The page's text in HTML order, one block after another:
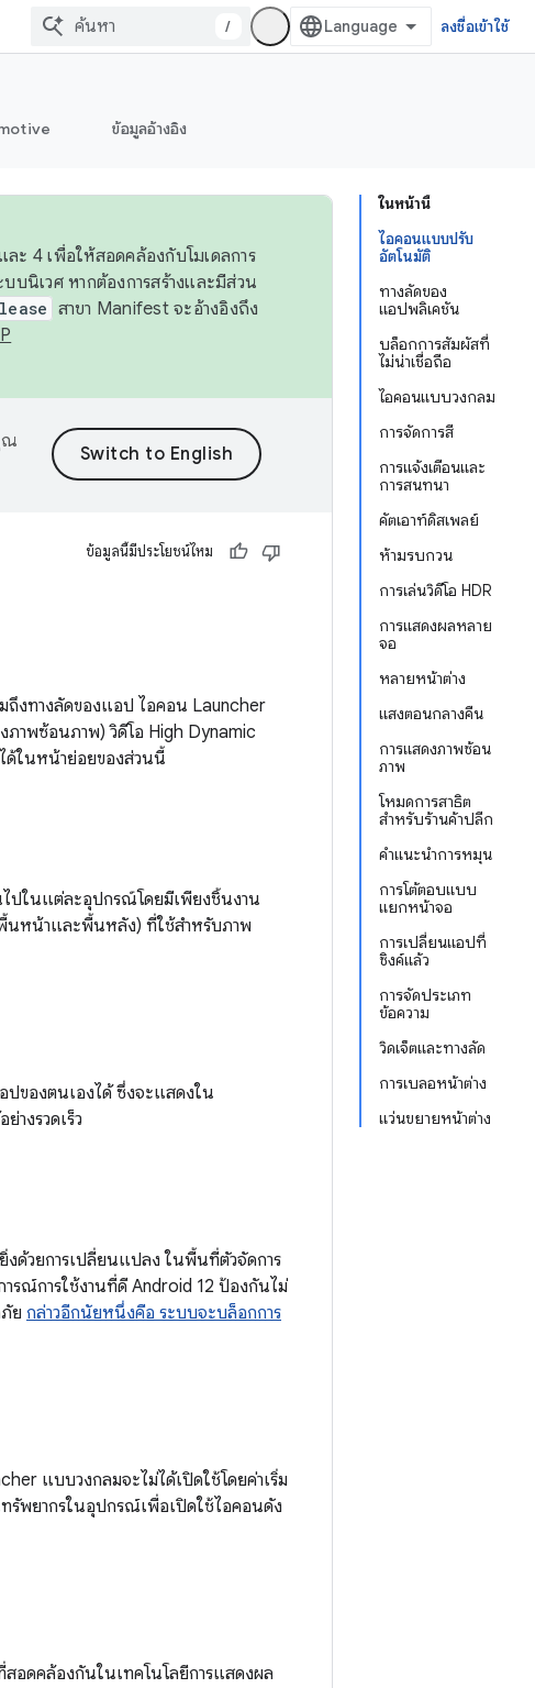
/ ลงชื่อเข้าใช้
ข้อมูลอ้างอิง
ในหน้านี้
ไอคอนแบบปรับ
อัตโนมัติ
ทางลัดของ
แอปพลิเคชัน
บล็อกการสัมผัสที่
ไม่น่าเชื่อถือ
ไอคอนแบบวงกลม
การจัดการสี
การแจ้งเตือนและ
การสนทนา
คัตเอาท์ดิสเพลย์
ห้ามรบกวน
การเล่นวิดีโอ HDR
การแสดงผลหลาย
จอ
หลายหน้าต่าง
แสงตอนกลางคืน
การแสดงภาพซ้อน
ภาพ
โหมดการสาธิต
สำหรับร้านค้าปลีก
คำแนะนำการหมุน
การโต้ตอบแบบ
แยกหน้าจอ
การเปลี่ยนแอปที่
ซิงค์แล้ว
การจัดประเภท
ข้อความ
วิดเจ็ตและทางลัด
การเบลอหน้าต่าง
แว่นขยายหน้าต่าง
ะ 4 เพื่อให้สอดคล้องกับโมเดลการ
นิเวศ หากต้องการสร้างและมีส่วน
สาขา Manifest จะอ้างอิงถึง
ณ
ข้อมูลนี้มีประโยชน์ไหม
ถึงทางลัดของแอป ไอคอน Launcher
าพซ้อนภาพ) วิดีโอ High Dynamic
ด้ในหน้าย่อยของส่วนนี้
ปในแต่ละอุปกรณ์โดยมีเพียงชิ้นงาน
นหน้าและพื้นหลัง) ที่ใช้สำหรับภาพ
ปของตนเองได้ ซึ่งจะแสดงใน
างรวดเร็ว
งด้วยการเปลี่ยนแปลง ในพื้นที่ตัวจัดการ
ณ์การใช้งานที่ดี Android 12 ป้องกันไม่
ย กล่าวอีกนัยหนึ่งคือ ระบบจะบล็อกการ
แบบวงกลมจะไม่ได้เปิดใช้โดยค่าเริ่ม
รัพยากรในอุปกรณ์เพื่อเปิดใช้ไอคอนดัง
สอดคล้องกันในเทคโนโลยีการแสดงผล